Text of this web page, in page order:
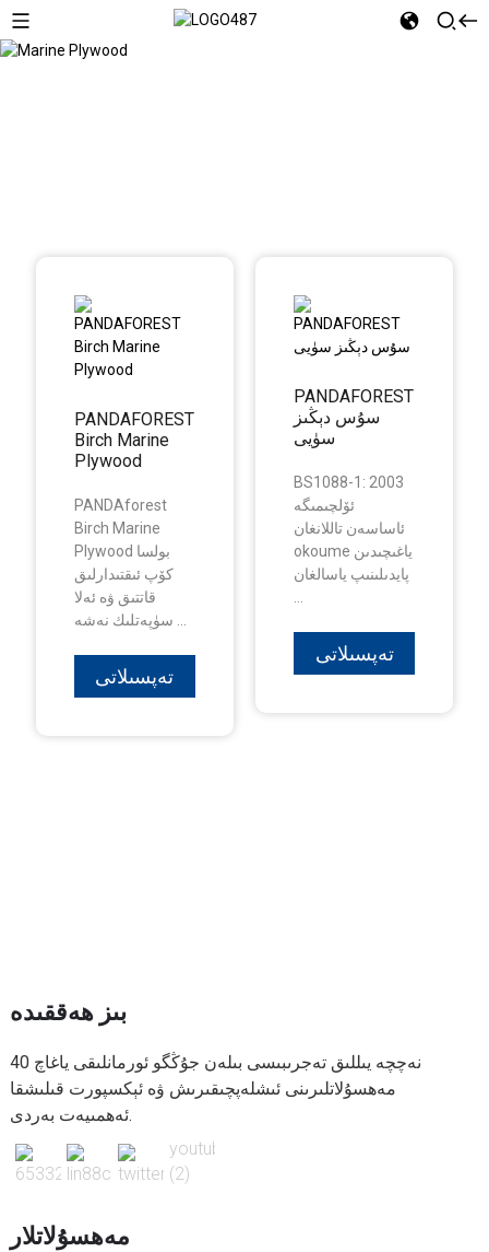
PANDAFOREST
Birch Marine
Plywood
PANDAforest
Birch Marine
Plywood بولسا
كۆپ ئىقتىدارلىق
قاتتىق ۋە ئەلا
تەپسىلاتى
PANDAFOREST
سۇس دېڭىز
سۈيى
BS1088-1: 2003
ئۆلچىمىگە
ئاساسەن تاللانغان
okoume ياغىچىدىن
پايدىلىنىپ ياسالغان
تەپسىلاتى
بىز ھەققىدە
40 نەچچە يىللىق تەجرىبىسى بىلەن جۇڭگو ئورمانلىقى ياغاچ
مەھسۇلاتلىرىنى ئىشلەپچىقىرىش ۋە ئېكسپورت قىلىشقا
ئەھمىيەت بەردى.
مەھسۇلاتلار